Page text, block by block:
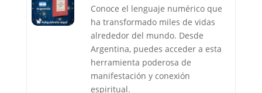
Conoce el lenguaje numérico que
ha transformado miles de vidas
alrededor del mundo. Desde
Argentina, puedes acceder a esta
herramienta poderosa de
manifestación y conexión
espiritual.